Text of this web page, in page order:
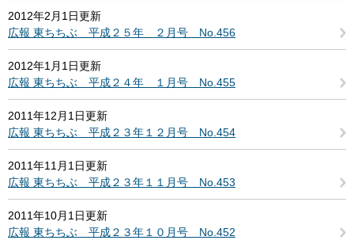
2012年2月1日更新
広報 東ちちぶ 平成２５年 ２月号 No.456
2012年1月1日更新
広報 東ちちぶ 平成２４年 １月号 No.455
2011年12月1日更新
広報 東ちちぶ 平成２３年１２月号 No.454
2011年11月1日更新
広報 東ちちぶ 平成２３年１１月号 No.453
2011年10月1日更新
広報 東ちちぶ 平成２３年１０月号 No.452